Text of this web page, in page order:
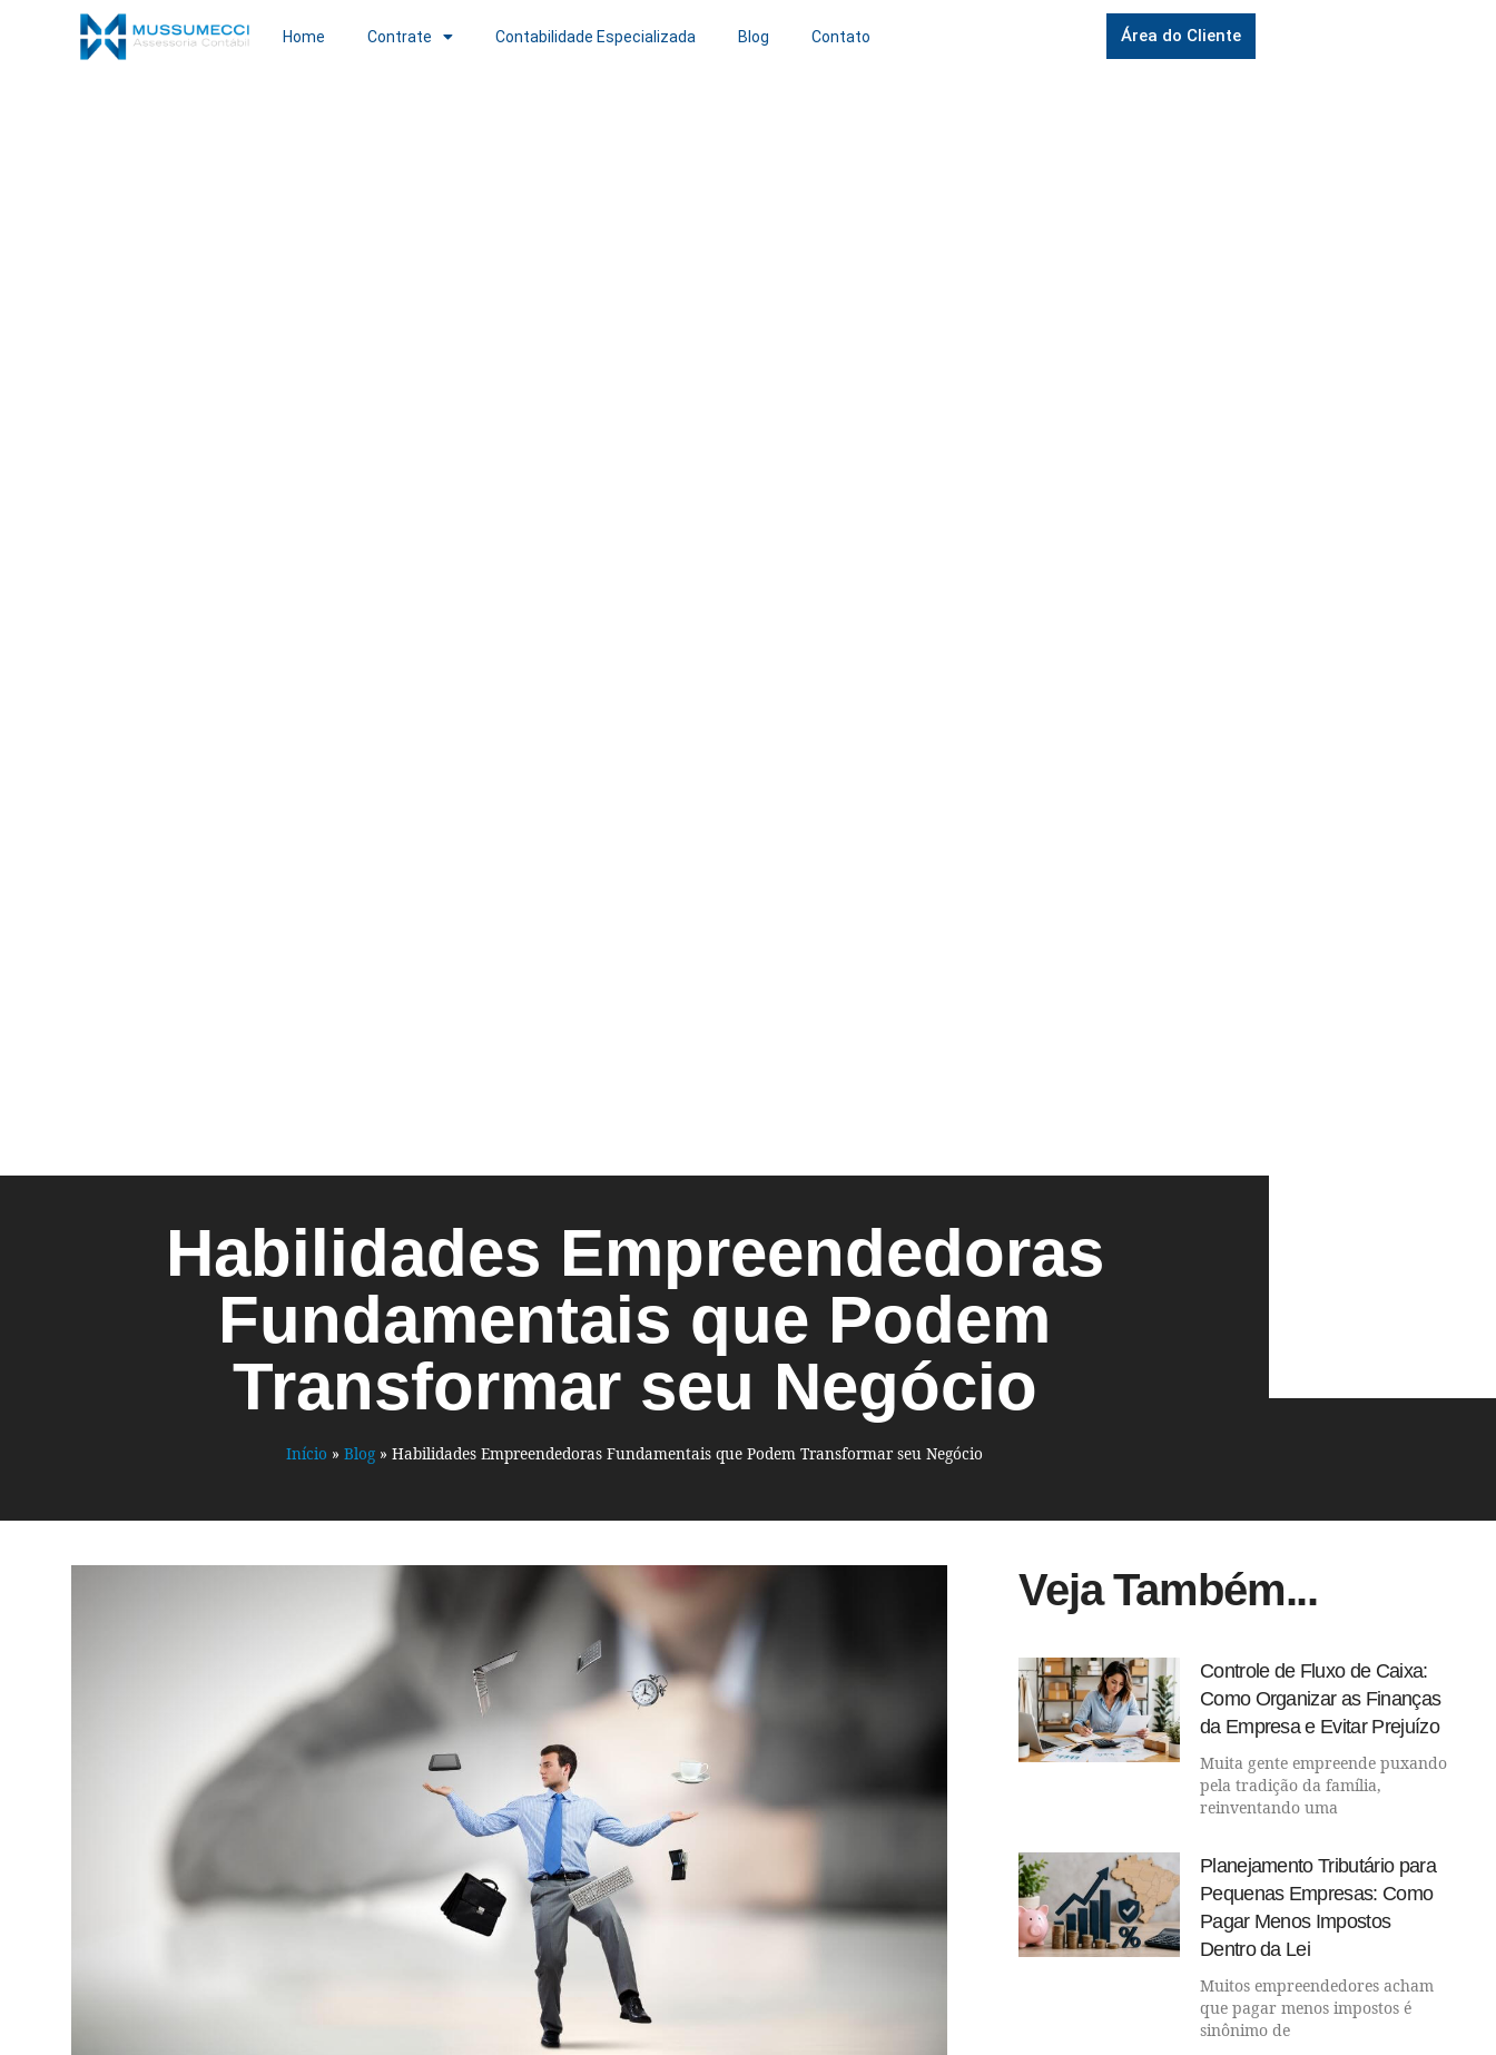
Home Contrate Contabilidade Especializada Blog Contato Área do Cliente
Habilidades Empreendedoras
Fundamentais que Podem
Transformar seu Negócio
Início » Blog » Habilidades Empreendedoras Fundamentais que Podem Transformar seu Negócio
Veja Também...
Controle de Fluxo de Caixa:
Como Organizar as Finanças
da Empresa e Evitar Prejuízo
Muita gente empreende puxando
pela tradição da família,
reinventando uma
Planejamento Tributário para
Pequenas Empresas: Como
Pagar Menos Impostos
Dentro da Lei
Muitos empreendedores acham
que pagar menos impostos é
sinônimo de